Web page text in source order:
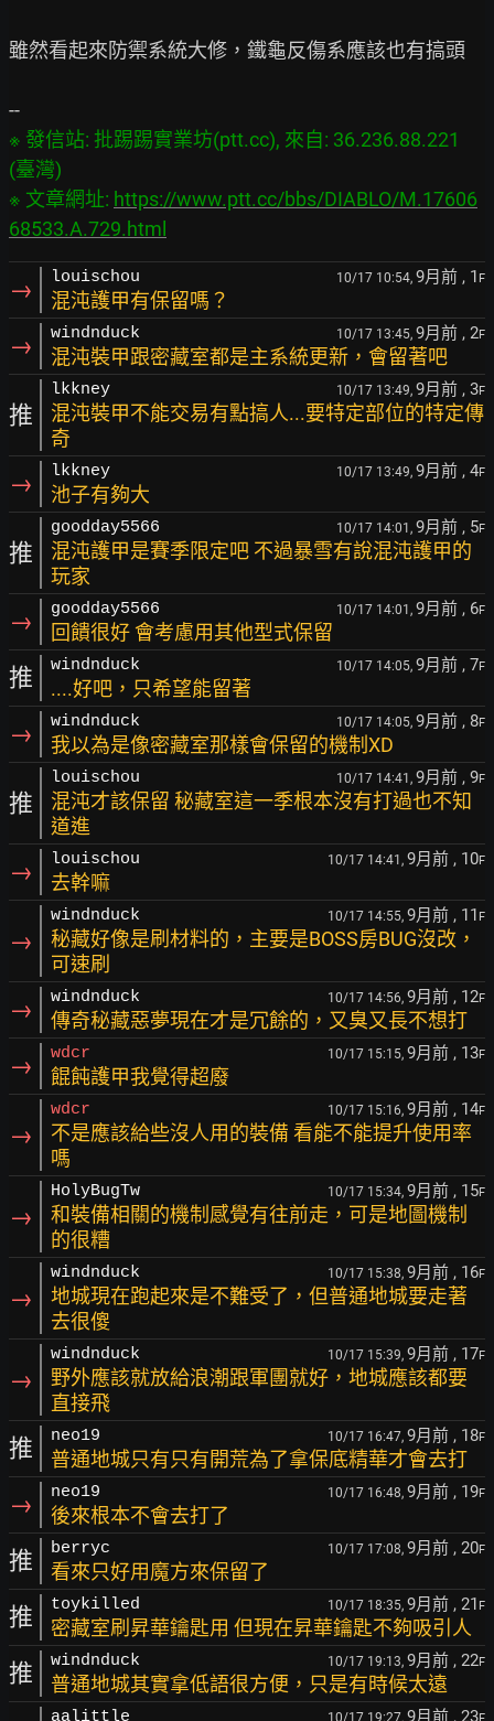
雖然看起來防禦系統大修，鐵龜反傷系應該也有搞頭
※ 發信站: 批踢踢實業坊(ptt.cc), 來自: 36.236.88.221
(臺灣)
※ 文章網址: https://www.ptt.cc/bbs/DIABLO/M.17606
68533.A.729.html
→ louischou 10/17 10:54, 9月前 , 1 F
混沌護甲有保留嗎？
→ windnduck 10/17 13:45, 9月前 , 2F
混沌裝甲跟密藏室都是主系統更新，會留著吧
推
lkkney 10/17 13:49, 9月前 , 3F
混沌裝甲不能交易有點搞人...要特定部位的特定傳
奇
→ lkkney 10/17 13:49, 9月前 , 4F
池子有夠大
推
goodday5566 10/17 14:01, 9月前 , 5F
混沌護甲是賽季限定吧 不過暴雪有說混沌護甲的
玩家
→ goodday5566 10/17 14:01, 9月前 , 6F
回饋很好 會考慮用其他型式保留
推 windnduck 10/17 14:05, 9月前 , 7F
....好吧，只希望能留著
→ windnduck 10/17 14:05, 9月前 , 8F
我以為是像密藏室那樣會保留的機制XD
推
louischou 10/17 14:41, 9月前 , 9F
混沌才該保留 秘藏室這一季根本沒有打過也不知
道進
→ louischou 10/17 14:41, 9月前 , 10F
去幹嘛
→
windnduck 10/17 14:55, 9月前 , 11 F
秘藏好像是刷材料的，主要是BOSS房BUG沒改，
可速刷
→ windnduck 10/17 14:56, 9月前 , 12F
傳奇秘藏惡夢現在才是冗餘的，又臭又長不想打
→ wdcr 10/17 15:15, 9月前 , 13F
餛飩護甲我覺得超廢
→
wdcr 10/17 15:16, 9月前 , 14F
不是應該給些沒人用的裝備 看能不能提升使用率
嗎
→
HolyBugTw 10/17 15:34, 9月前 , 15F
和裝備相關的機制感覺有往前走，可是地圖機制
的很糟
→
windnduck 10/17 15:38, 9月前 , 16F
地城現在跑起來是不難受了，但普通地城要走著
去很傻
→
windnduck 10/17 15:39, 9月前 , 17F
野外應該就放給浪潮跟軍團就好，地城應該都要
直接飛
推 neo19 10/17 16:47, 9月前 , 18F
普通地城只有只有開荒為了拿保底精華才會去打
→ neo19 10/17 16:48, 9月前 , 19F
後來根本不會去打了
推 berryc 10/17 17:08, 9月前 , 20F
看來只好用魔方來保留了
推 toykilled 10/17 18:35, 9月前 , 21 F
密藏室刷昇華鑰匙用 但現在昇華鑰匙不夠吸引人
推 windnduck 10/17 19:13, 9月前 , 22F
普通地城其實拿低語很方便，只是有時候太遠
aalittle 10/17 19:27, 9月前 , 23